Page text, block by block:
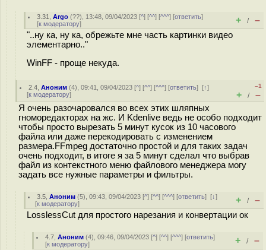
3.31 ,Argo (??), 13:48, 09/04/2023 [^] [^^] [^^^] [ответить]
[к модератору] + / –
"..ну ка, ну ка, обрежьте мне часть картинки видео
элементарно.."
WinFF - проще некуда.
2.4 ,Аноним (4), 09:41, 09/04/2023 [^] [^^] [^^^] [ответить][↑]
[к модератору]
–1
+ / –
Я очень разочаровался во всех этих шляпных
гноморедакторах на жс. И Kdenlive ведь не особо подходит
чтобы просто вырезать 5 минут кусок из 10 часового
файла или даже перекодировать с изменением
размера.FFmpeg достаточно простой и для таких задач
очень подходит, в итоге я за 5 минут сделал что выбрав
файл из контекстного меню файлового менеджера могу
задать все нужные параметры и фильтры.
3.5 ,Аноним (5), 09:43, 09/04/2023 [^] [^^] [^^^] [ответить][↓]
[к модератору] + / –
LosslessCut для простого нарезания и конвертации ок
4.7 ,Аноним (4), 09:46, 09/04/2023 [^] [^^] [^^^] [ответить]
[к модератору] + / –